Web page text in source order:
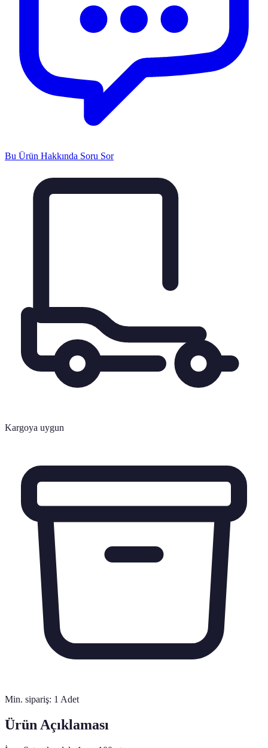
Bu Ürün Hakkında Soru Sor
Kargoya uygun
Min. sipariş: 1 Adet
Ürün Açıklaması